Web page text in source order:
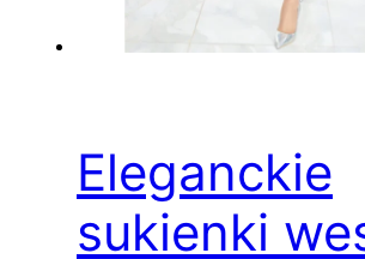
Eleganckie
sukienki